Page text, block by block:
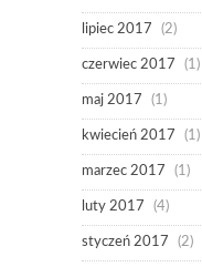
lipiec 2017 (2)
czerwiec 2017 (1)
maj 2017 (1)
kwiecień 2017 (1)
marzec 2017 (1)
luty 2017 (4)
styczeń 2017 (2)